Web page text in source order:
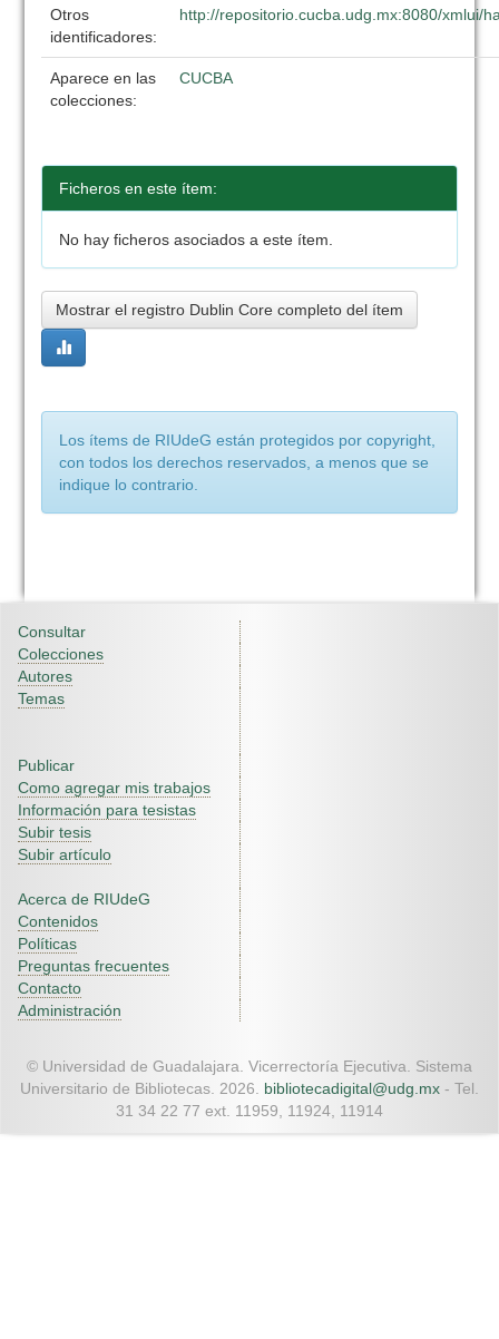
Otros
identificadores:
http://repositorio.cucba.udg.mx:8080/xmlui/
Aparece en las
colecciones:
CUCBA
Ficheros en este ítem:
No hay ficheros asociados a este ítem.
Mostrar el registro Dublin Core completo del ítem
Los ítems de RIUdeG están protegidos por copyright,
con todos los derechos reservados, a menos que se
indique lo contrario.
Consultar
Colecciones
Autores
Temas
Publicar
Como agregar mis trabajos
Información para tesistas
Subir tesis
Subir artículo
Acerca de RIUdeG
Contenidos
Políticas
Preguntas frecuentes
Contacto
Administración
© Universidad de Guadalajara. Vicerrectoría Ejecutiva. Sistema
Universitario de Bibliotecas. 2026. bibliotecadigital@udg.mx - Tel.
31 34 22 77 ext. 11959, 11924, 11914